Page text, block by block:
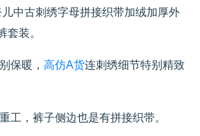
中古刺绣字母拼接织带加绒加厚外
套装。
保暖， 高仿A货连刺绣细节特别精致
工，裤子侧边也是有拼接织带。